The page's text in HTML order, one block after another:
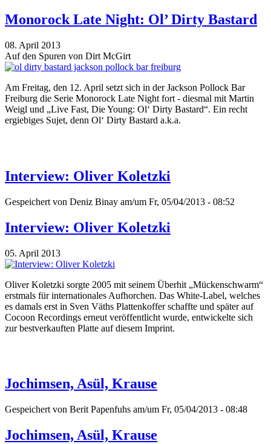
Monorock Late Night: Ol’ Dirty Bastard
08. April 2013
Auf den Spuren von Dirt McGirt
Am Freitag, den 12. April setzt sich in der Jackson Pollock Bar
Freiburg die Serie Monorock Late Night fort - diesmal mit Martin
Weigl und „Live Fast, Die Young: Ol‘ Dirty Bastard“. Ein recht
ergiebiges Sujet, denn Ol‘ Dirty Bastard a.k.a.
Interview: Oliver Koletzki
Gespeichert von Deniz Binay am/um Fr, 05/04/2013 - 08:52
Interview: Oliver Koletzki
05. April 2013
Oliver Koletzki sorgte 2005 mit seinem Überhit „Mückenschwarm“
erstmals für internationales Aufhorchen. Das White-Label, welches
es damals erst in Sven Väths Plattenkoffer schaffte und später auf
Cocoon Recordings erneut veröffentlicht wurde, entwickelte sich
zur bestverkauften Platte auf diesem Imprint.
Jochimsen, Asül, Krause
Gespeichert von Berit Papenfuhs am/um Fr, 05/04/2013 - 08:48
Jochimsen, Asül, Krause